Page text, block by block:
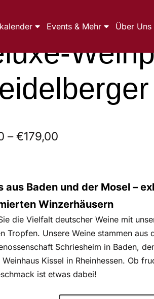
Events & Mehr Über Uns
–€179,00
aus Baden und der Mosel –
Winzerhäusern
die Vielfalt deutscher Weine mit
Tropfen. Unsere Weine stammen aus
Schriesheim in Baden,
Weinhaus Kissel in Rheinhessen. Ob
ist etwas dabei!